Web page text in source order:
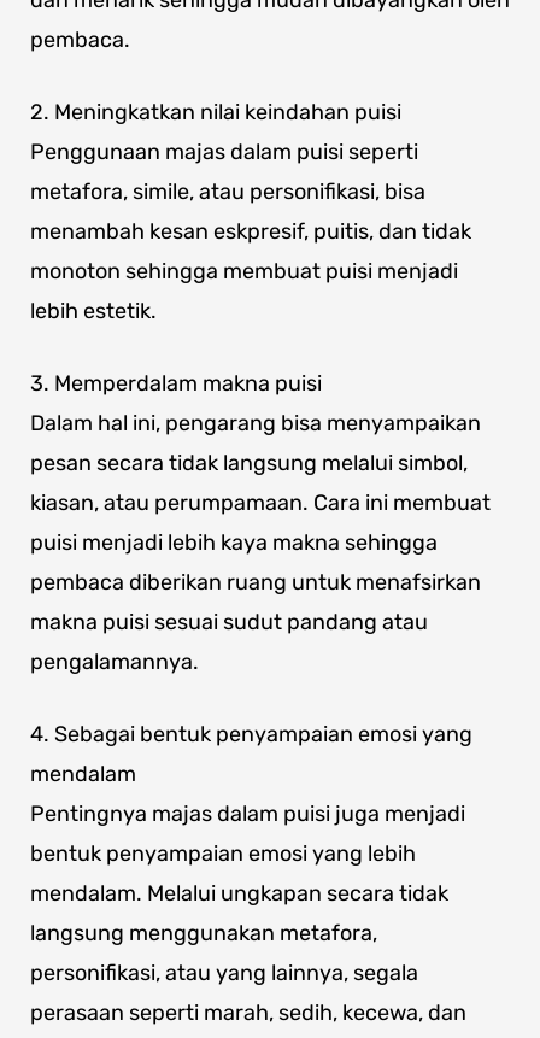
pembaca.
2. Meningkatkan nilai keindahan puisi
Penggunaan majas dalam puisi seperti
metafora, simile, atau personifikasi, bisa
menambah kesan eskpresif, puitis, dan tidak
monoton sehingga membuat puisi menjadi
lebih estetik.
3. Memperdalam makna puisi
Dalam hal ini, pengarang bisa menyampaikan
pesan secara tidak langsung melalui simbol,
kiasan, atau perumpamaan. Cara ini membuat
puisi menjadi lebih kaya makna sehingga
pembaca diberikan ruang untuk menafsirkan
makna puisi sesuai sudut pandang atau
pengalamannya.
4. Sebagai bentuk penyampaian emosi yang
mendalam
Pentingnya majas dalam puisi juga menjadi
bentuk penyampaian emosi yang lebih
mendalam. Melalui ungkapan secara tidak
langsung menggunakan metafora,
personifikasi, atau yang lainnya, segala
perasaan seperti marah, sedih, kecewa, dan